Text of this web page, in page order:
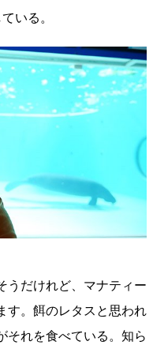
いる。
うだけれど、マナティー
す。餌のレタスと思われ
それを食べている。知ら